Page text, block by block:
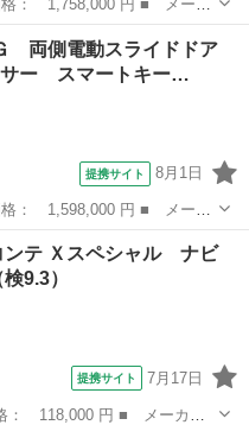
■ グレード名： ＲＳ タ
ナーセンサー 走行無制限
両側電動スライドドア
サー スマートキー…
提携サイト 8月1日
■ グレード名： Ｇ 両側
ー スマートキー 走行無制
ンテ Ｘスペシャル ナビ
9.3）
提携サイト 7月17日